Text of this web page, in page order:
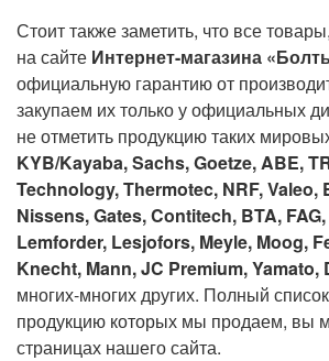
Стоит также заметить, что все
на сайте Интернет-магазина
официальную гарантию от
закупаем их только у официальных
неотметить продукцию таких
KYB/Kayaba, Sachs, Goetze, ABE,
Technology, Thermotec, NRF, Valeo,
Nissens, Gates, Contitech, BTA,
Lemforder, Lesjofors, Meyle, Moog,
Knecht, Mann, JC Premium, Yamato,
многих-многихдругих. Полный
продукцию которых мы продаем, вы
страницах нашего сайта.